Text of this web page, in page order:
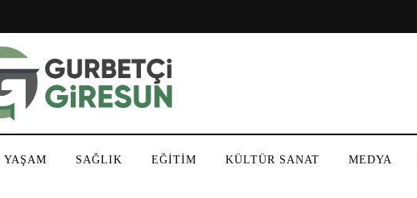
YAŞAM SAĞLIK EĞİTİM KÜLTÜR SANAT MEDYA